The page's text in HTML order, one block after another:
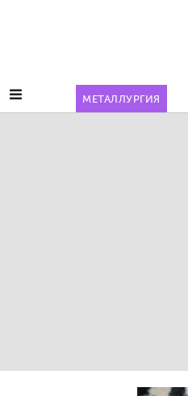
МЕТАЛЛУРГИЯ